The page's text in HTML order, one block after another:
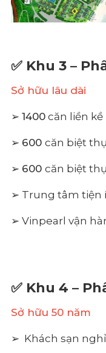
✅ Khu 3 –
Sở hữu lâu dài
➢ 1400 căn liền kề
➢ 600 căn biệt
➢ 600 căn biệt
➢ Trung tâm tiện
➢ Vinpearl vận
✅ Khu 4 –
Sở hữu 50 năm
➢ Khách sạn